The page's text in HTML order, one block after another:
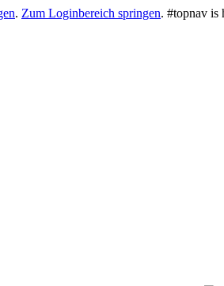
. Zum Loginbereich springen. #topnav is